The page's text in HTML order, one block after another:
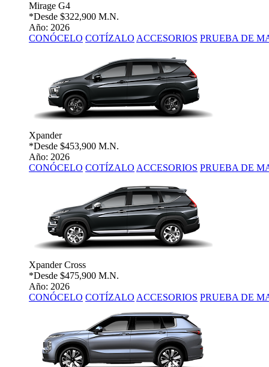
Mirage G4
*Desde $322,900 M.N.
Año: 2026
CONÓCELO COTÍZALO ACCESORIOS PRUEBA DE
Xpander
*Desde $453,900 M.N.
Año: 2026
CONÓCELO COTÍZALO ACCESORIOS PRUEBA DE
Xpander Cross
*Desde $475,900 M.N.
Año: 2026
CONÓCELO COTÍZALO ACCESORIOS PRUEBA DE